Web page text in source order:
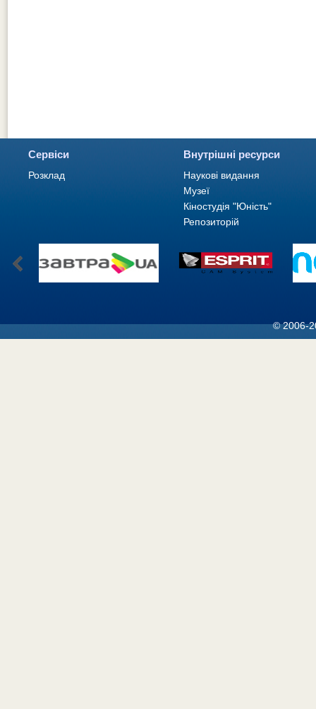
Сервіси
Розклад
Внутрішні ресурси
Наукові видання
Музеї
Кіностудія "Юність"
Репозиторій
© 2006-